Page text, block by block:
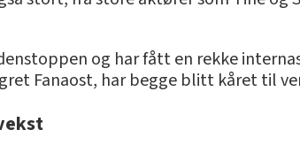
og har fått en rekke
Fanaost, har begge blitt kåret til